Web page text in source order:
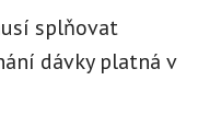
splňovat
dávky platná v